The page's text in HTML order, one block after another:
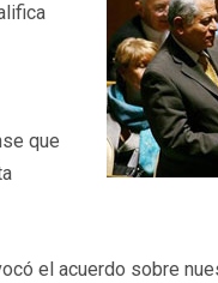
que
el acuerdo sobre